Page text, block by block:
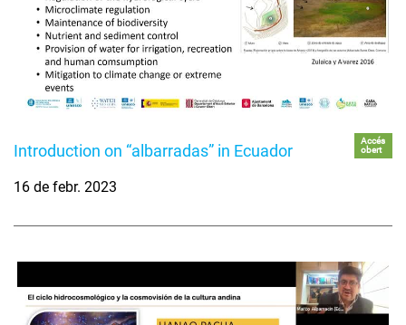
Introduction on “albarradas” in Ecuador
Accés
obert
16 de febr. 2023